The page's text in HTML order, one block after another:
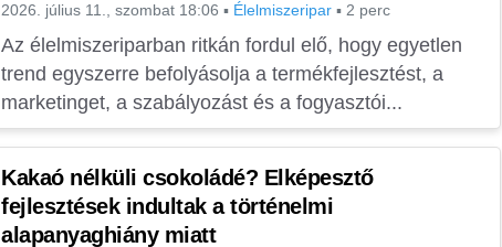
2026. július 11., szombat 18:06▪ Élelmiszeripar ▪ 2 perc
Az élelmiszeriparban ritkán fordul elő, hogy egyetlen
trend egyszerre befolyásolja a termékfejlesztést, a
marketinget, a szabályozást és a fogyasztói...
Kakaó nélküli csokoládé? Elképesztő
fejlesztések indultak a történelmi
alapanyaghiány miatt